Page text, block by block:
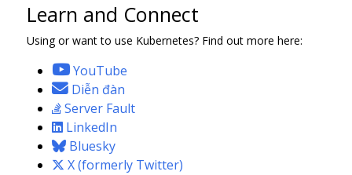
Learn and Connect
Using or want to use Kubernetes? Find out more here:
YouTube
Diễn đàn
Server Fault
LinkedIn
Bluesky
X (formerly Twitter)